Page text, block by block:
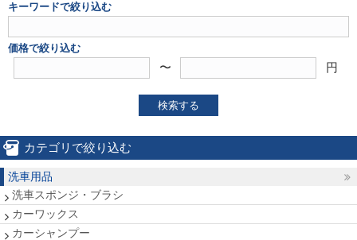
キーワードで絞り込む
価格で絞り込む
〜 円
検索する
カテゴリで絞り込む
洗車用品
洗車スポンジ・ブラシ
カーワックス
カーシャンプー